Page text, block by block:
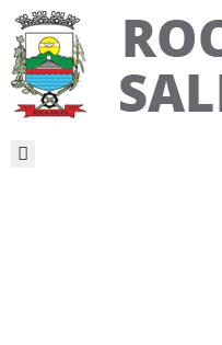
PÁGINA
INICIAL
MUNICÍPIO